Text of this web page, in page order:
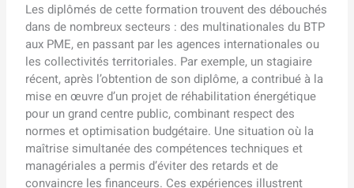
Les diplômés de cette formation trouvent des débouchés
dans de nombreux secteurs : des multinationales du BTP
aux PME, en passant par les agences internationales ou
les collectivités territoriales. Par exemple, un stagiaire
récent, après l’obtention de son diplôme, a contribué à la
mise en œuvre d’un projet de réhabilitation énergétique
pour un grand centre public, combinant respect des
normes et optimisation budgétaire. Une situation où la
maîtrise simultanée des compétences techniques et
managériales a permis d’éviter des retards et de
convaincre les financeurs. Ces expériences illustrent